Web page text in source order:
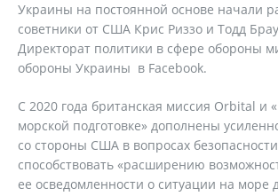
Украины на постоянной основе начали
советники от США Крис Риззо и Тодд
Директорат политики в сфере обороны
обороны Украины в Facebook.
С 2020 года британская миссия Orbital и
морской подготовке» дополнены
со стороны США в вопросах
способствовать «расширению
ее осведомленности о ситуации на море